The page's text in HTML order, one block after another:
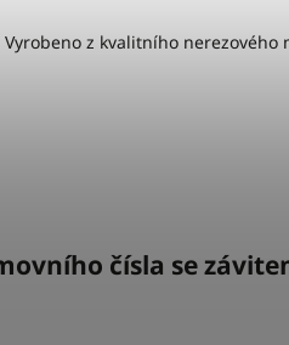
z kvalitního
čísla se